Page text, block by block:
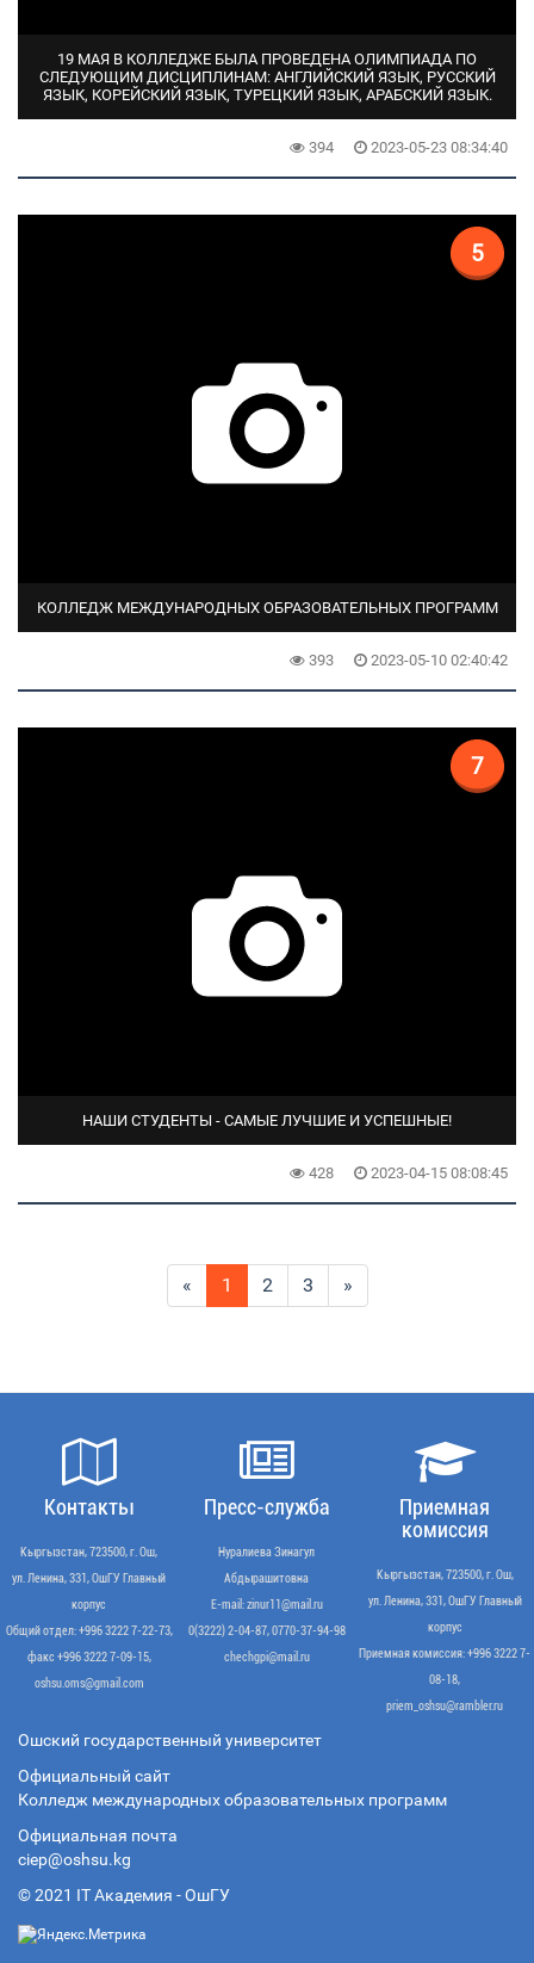
19 МАЯ В КОЛЛЕДЖЕ БЫЛА ПРОВЕДЕНА ОЛИМПИАДА ПО
СЛЕДУЮЩИМ ДИСЦИПЛИНАМ: АНГЛИЙСКИЙ ЯЗЫК, РУССКИЙ
ЯЗЫК, КОРЕЙСКИЙ ЯЗЫК, ТУРЕЦКИЙ ЯЗЫК, АРАБСКИЙ ЯЗЫК.
394 2023-05-23 08:34:40
5
КОЛЛЕДЖ МЕЖДУНАРОДНЫХ ОБРАЗОВАТЕЛЬНЫХ ПРОГРАММ
393 2023-05-10 02:40:42
7
НАШИ СТУДЕНТЫ - САМЫЕ ЛУЧШИЕ И УСПЕШНЫЕ!
428 2023-04-15 08:08:45
« 1 2 3 »
Контакты
Кыргызстан, 723500, г. Ош,
ул. Ленина, 331, ОшГУ Главный
корпус
Общий отдел: +996 3222 7-22-73,
факс +996 3222 7-09-15,
oshsu.oms@gmail.com
Пресс-служба
Нуралиева Зинагул
Абдырашитовна
Е-mail: zinur11@mail.ru
0(3222) 2-04-87, 0770-37-94-98
chechgpi@mail.ru
Приемная
комиссия
Кыргызстан, 723500, г. Ош,
ул. Ленина, 331, ОшГУ Главный
корпус
Приемная комиссия: +996 3222 7-
08-18,
priem_oshsu@rambler.ru
Ошский государственный университет
Официальный сайт
Колледж международных образовательных программ
Официальная почта
ciep@oshsu.kg
© 2021 IT Академия - OшГУ